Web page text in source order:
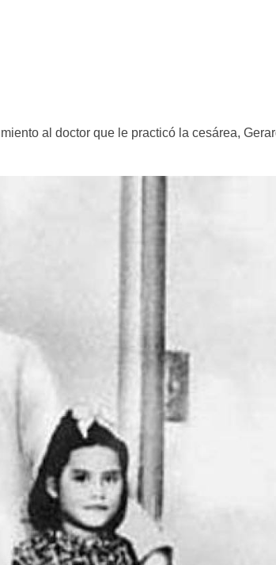
al doctor que le practicó la cesárea,